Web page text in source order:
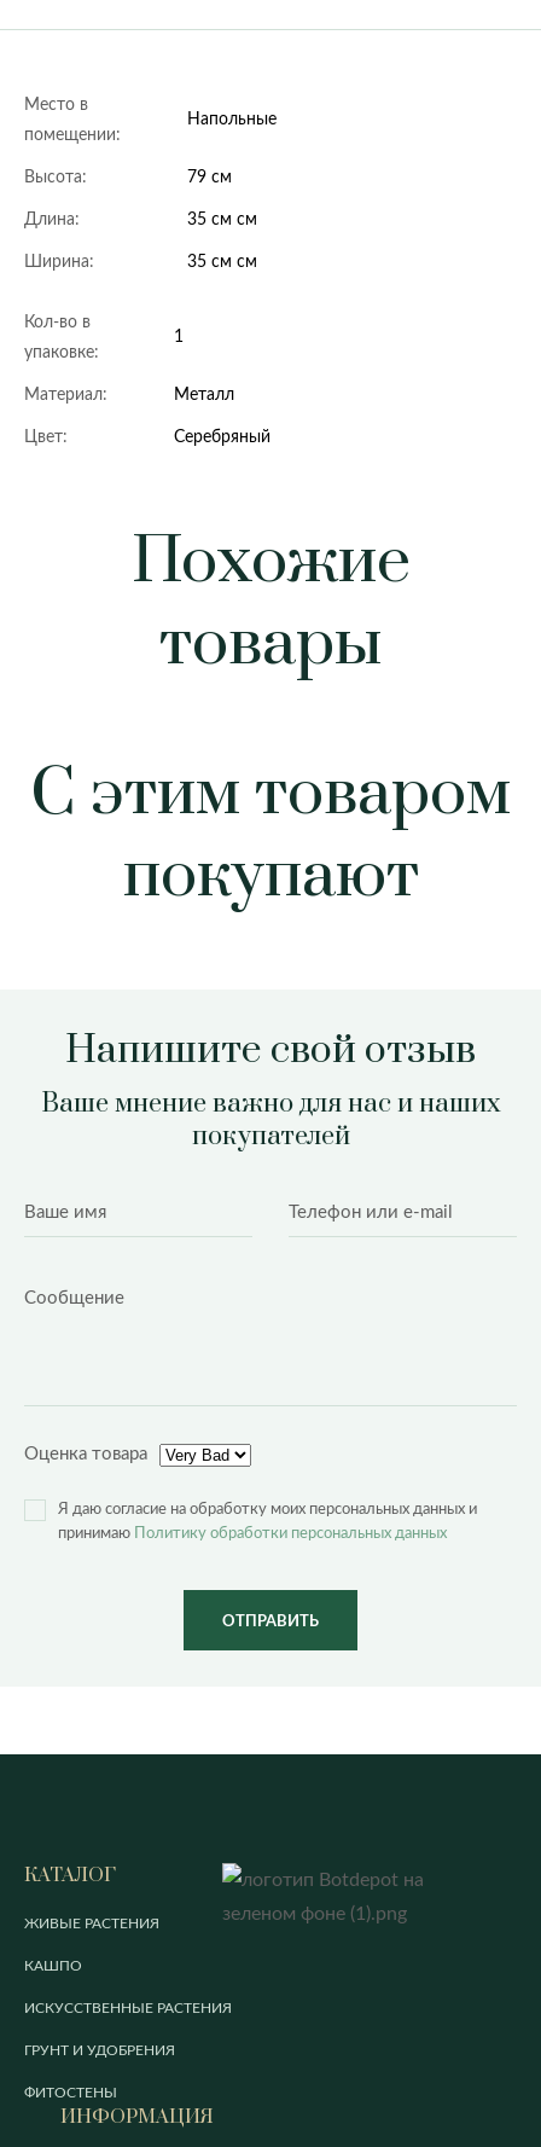
Место в
помещении:
Напольные
Высота: 79 см
Длина: 35 см см
Ширина: 35 см см
Кол-во в
упаковке:
1
Материал: Металл
Цвет: Серебряный
Похожие
товары
С этим товаром
покупают
Напишите свой отзыв
Ваше мнение важно для нас и наших
покупателей
Оценка товара
Я даю согласие на обработку моих персональных данных и
принимаю
Политику обработки персональных данных
ОТПРАВИТЬ
КАТАЛОГ
ЖИВЫЕ РАСТЕНИЯ
КАШПО
ИСКУССТВЕННЫЕ РАСТЕНИЯ
ГРУНТ И УДОБРЕНИЯ
ФИТОСТЕНЫ
ИНФОРМАЦИЯ